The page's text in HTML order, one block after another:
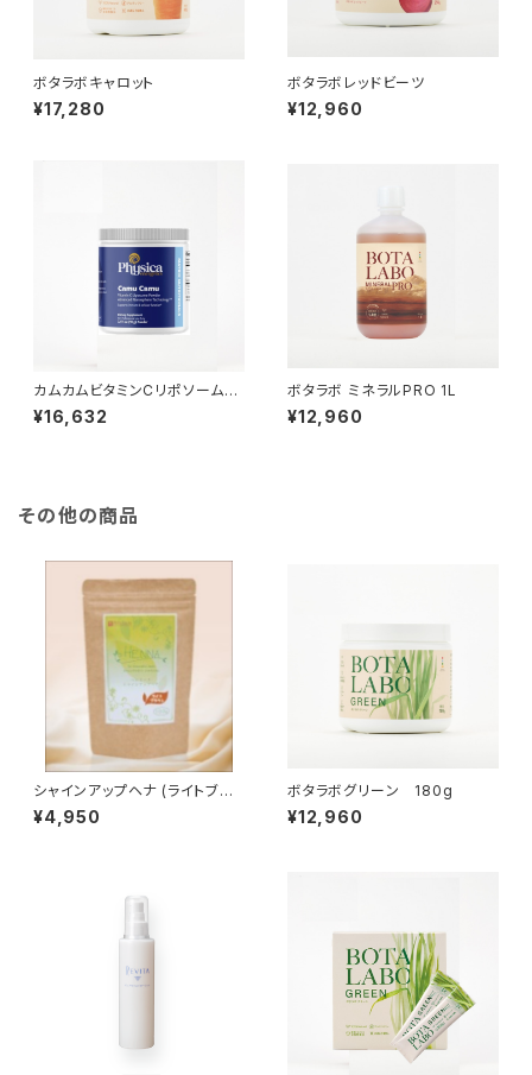
ボタラボキャロット
¥17,280
ボタラボレッドビーツ
¥12,960
カムカムビタミンCリポソームパ
ウダー【150g】
¥16,632
ボタラボ ミネラルPRO 1L
¥12,960
その他の商品
シャインアップヘナ (ライトブラ
ウン) １００ｇ
¥4,950
ボタラボグリーン 180g
¥12,960